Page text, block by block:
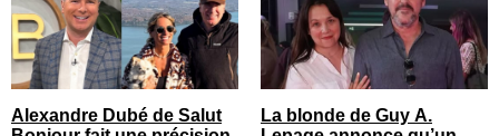
Alexandre Dubé de Salut
La blonde de Guy A.